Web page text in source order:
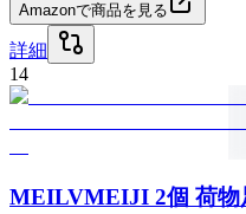
Amazonで商品を見る
詳細
14
MEILVMEIJI 2個 荷物